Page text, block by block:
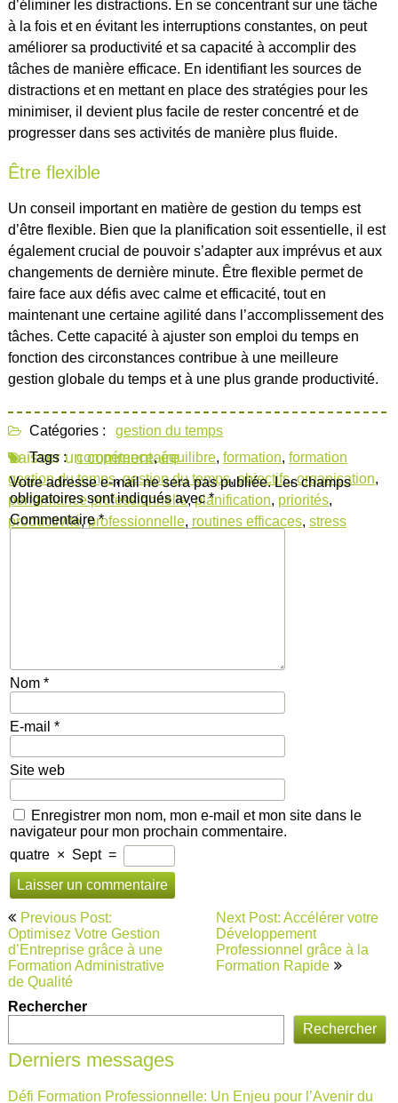
d’éliminer les distractions. En se concentrant sur une tâche
à la fois et en évitant les interruptions constantes, on peut
améliorer sa productivité et sa capacité à accomplir des
tâches de manière efficace. En identifiant les sources de
distractions et en mettant en place des stratégies pour les
minimiser, il devient plus facile de rester concentré et de
progresser dans ses activités de manière plus fluide.
Être flexible
Un conseil important en matière de gestion du temps est
d’être flexible. Bien que la planification soit essentielle, il est
également crucial de pouvoir s’adapter aux imprévus et aux
changements de dernière minute. Être flexible permet de
faire face aux défis avec calme et efficacité, tout en
maintenant une certaine agilité dans l’accomplissement des
tâches. Cette capacité à ajuster son emploi du temps en
fonction des circonstances contribue à une meilleure
gestion globale du temps et à une plus grande productivité.
Catégories :
gestion du temps
Tags : compétence,équilibre, formation, formation
gestion du temps,gestion du temps,objectifs,organisation,
performance professionnelle,planification, priorités,
productivité,professionnelle, routines efficaces, stress
Laisser un commentaire
Votre adresse e-mail ne sera pas publiée. Les champs
obligatoires sont indiqués avec*
Commentaire*
Nom *
E-mail *
Site web
Enregistrer mon nom, mon e-mail et mon site dans le
navigateur pour mon prochain commentaire.
quatre × Sept =
Navigation
de
l’article
Previous Post:
Optimisez Votre Gestion
d’Entreprise grâce à une
Formation Administrative
de Qualité
Next Post: Accélérer votre
Développement
Professionnel grâce à la
Formation Rapide
Rechercher
Rechercher
Derniers messages
Défi Formation Professionnelle: Un Enjeu pour l’Avenir du